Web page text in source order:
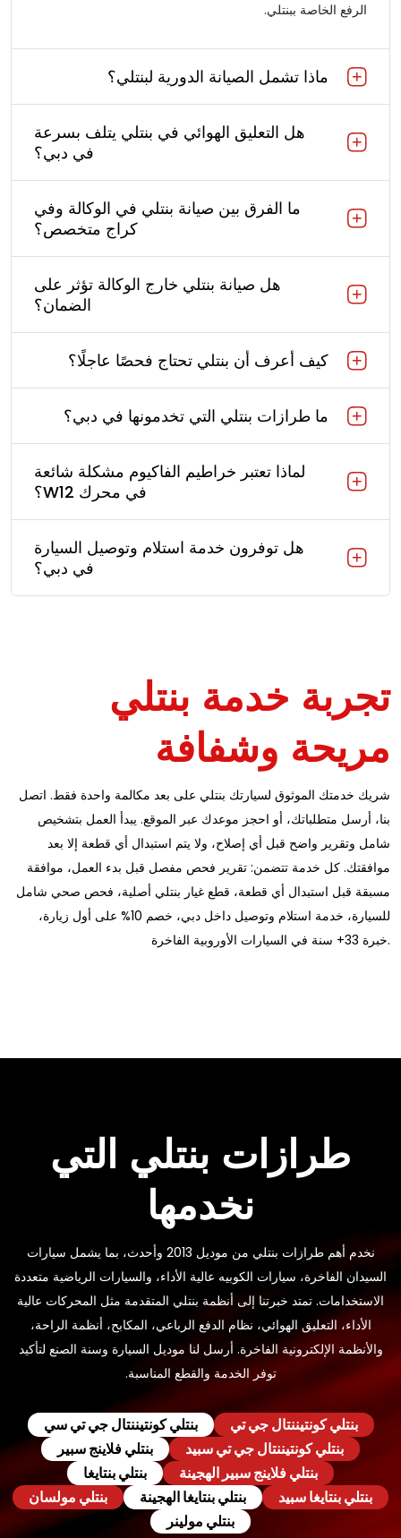
الرفع الخاصة ببنتلي.
ماذا تشمل الصيانة الدورية لبنتلي؟
هل التعليق الهوائي في بنتلي يتلف بسرعة
في دبي؟
ما الفرق بين صيانة بنتلي في الوكالة وفي
كراج متخصص؟
هل صيانة بنتلي خارج الوكالة تؤثر على
الضمان؟
كيف أعرف أن بنتلي تحتاج فحصًا عاجلًا؟
ما طرازات بنتلي التي تخدمونها في دبي؟
لماذا تعتبر خراطيم الفاكيوم مشكلة شائعة
في محرك W12؟
هل توفرون خدمة استلام وتوصيل السيارة
في دبي؟
تجربة خدمة بنتلي
مريحة وشفافة
شريك خدمتك الموثوق لسيارتك بنتلي على بعد مكالمة واحدة فقط. اتصل
بنا، أرسل متطلباتك، أو احجز موعدك عبر الموقع. يبدأ العمل بتشخيص
شامل وتقرير واضح قبل أي إصلاح، ولا يتم استبدال أي قطعة إلا بعد
موافقتك. كل خدمة تتضمن: تقرير فحص مفصل قبل بدء العمل، موافقة
مسبقة قبل استبدال أي قطعة، قطع غيار بنتلي أصلية، فحص صحي شامل
للسيارة، خدمة استلام وتوصيل داخل دبي، خصم 10% على أول زيارة،
خبرة 33+ سنة في السيارات الأوروبية الفاخرة.
طرازات بنتلي التي
نخدمها
نخدم أهم طرازات بنتلي من موديل 2013 وأحدث، بما يشمل سيارات
السيدان الفاخرة، سيارات الكوبيه عالية الأداء، والسيارات الرياضية متعددة
الاستخدامات. تمتد خبرتنا إلى أنظمة بنتلي المتقدمة مثل المحركات عالية
الأداء، التعليق الهوائي، نظام الدفع الرباعي، المكابح، أنظمة الراحة،
والأنظمة الإلكترونية الفاخرة. أرسل لنا موديل السيارة وسنة الصنع لتأكيد
توفر الخدمة والقطع المناسبة.
بنتلي كونتيننتال جي تي
بنتلي كونتيننتال جي تي سي
بنتلي كونتيننتال جي تي سبيد
بنتلي فلاينج سبير
بنتلي فلاينج سبير الهجينة
بنتلي بنتايغا
بنتلي بنتايغا سبيد
بنتلي بنتايغا الهجينة
بنتلي مولسان
بنتلي مولينر